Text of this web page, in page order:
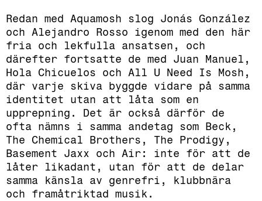
Redan med Aquamosh slog Jonás González
och Alejandro Rosso igenom med den här
fria och lekfulla ansatsen, och
därefter fortsatte de med Juan Manuel,
Hola Chicuelos och All U Need Is Mosh,
där varje skiva byggde vidare på samma
identitet utan att låta som en
upprepning. Det är också därför de
ofta nämns i samma andetag som Beck,
The Chemical Brothers, The Prodigy,
Basement Jaxx och Air: inte för att de
låter likadant, utan för att de delar
samma känsla av genrefri, klubbnära
och framåtriktad musik.